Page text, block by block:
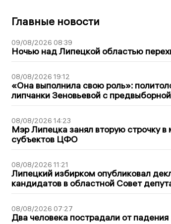
Главные новости
09/08/2026 08:39
Ночью над Липецкой областью
08/08/2026 19:12
«Она выполнила свою роль»:
липчанки Зеновьевой с
08/08/2026 14:23
Мэр Липецка занял вторую строчку в
субъектов ЦФО
08/08/2026 11:21
Липецкий избирком опубликовал
кандидатов в областной Совет
08/08/2026 07:27
Два человека пострадали от